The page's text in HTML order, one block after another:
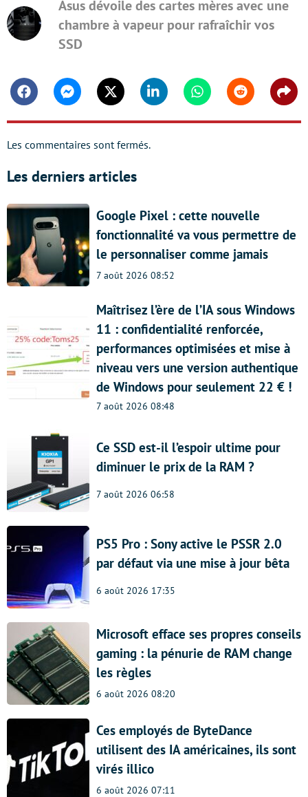
Asus dévoile des cartes mères avec une
chambre à vapeur pour rafraîchir vos
SSD
FacebookMessengerTwitter Linkedin WhatsappReddit
Les commentaires sont fermés.
Les derniers articles
Google Pixel : cette nouvelle
fonctionnalité va vous permettre de
le personnaliser comme jamais
7 août 2026 08:52
Maîtrisez l’ère de l’IA sous Windows
11 : confidentialité renforcée,
performances optimisées et mise à
niveau vers une version authentique
de Windows pour seulement 22 € !
7 août 2026 08:48
Ce SSD est-il l’espoir ultime pour
diminuer le prix de la RAM ?
7 août 2026 06:58
PS5 Pro : Sony active le PSSR 2.0
par défaut via une mise à jour bêta
6 août 2026 17:35
Microsoft efface ses propres conseils
gaming : la pénurie de RAM change
les règles
6 août 2026 08:20
Ces employés de ByteDance
utilisent des IA américaines, ils sont
virés illico
6 août 2026 07:11